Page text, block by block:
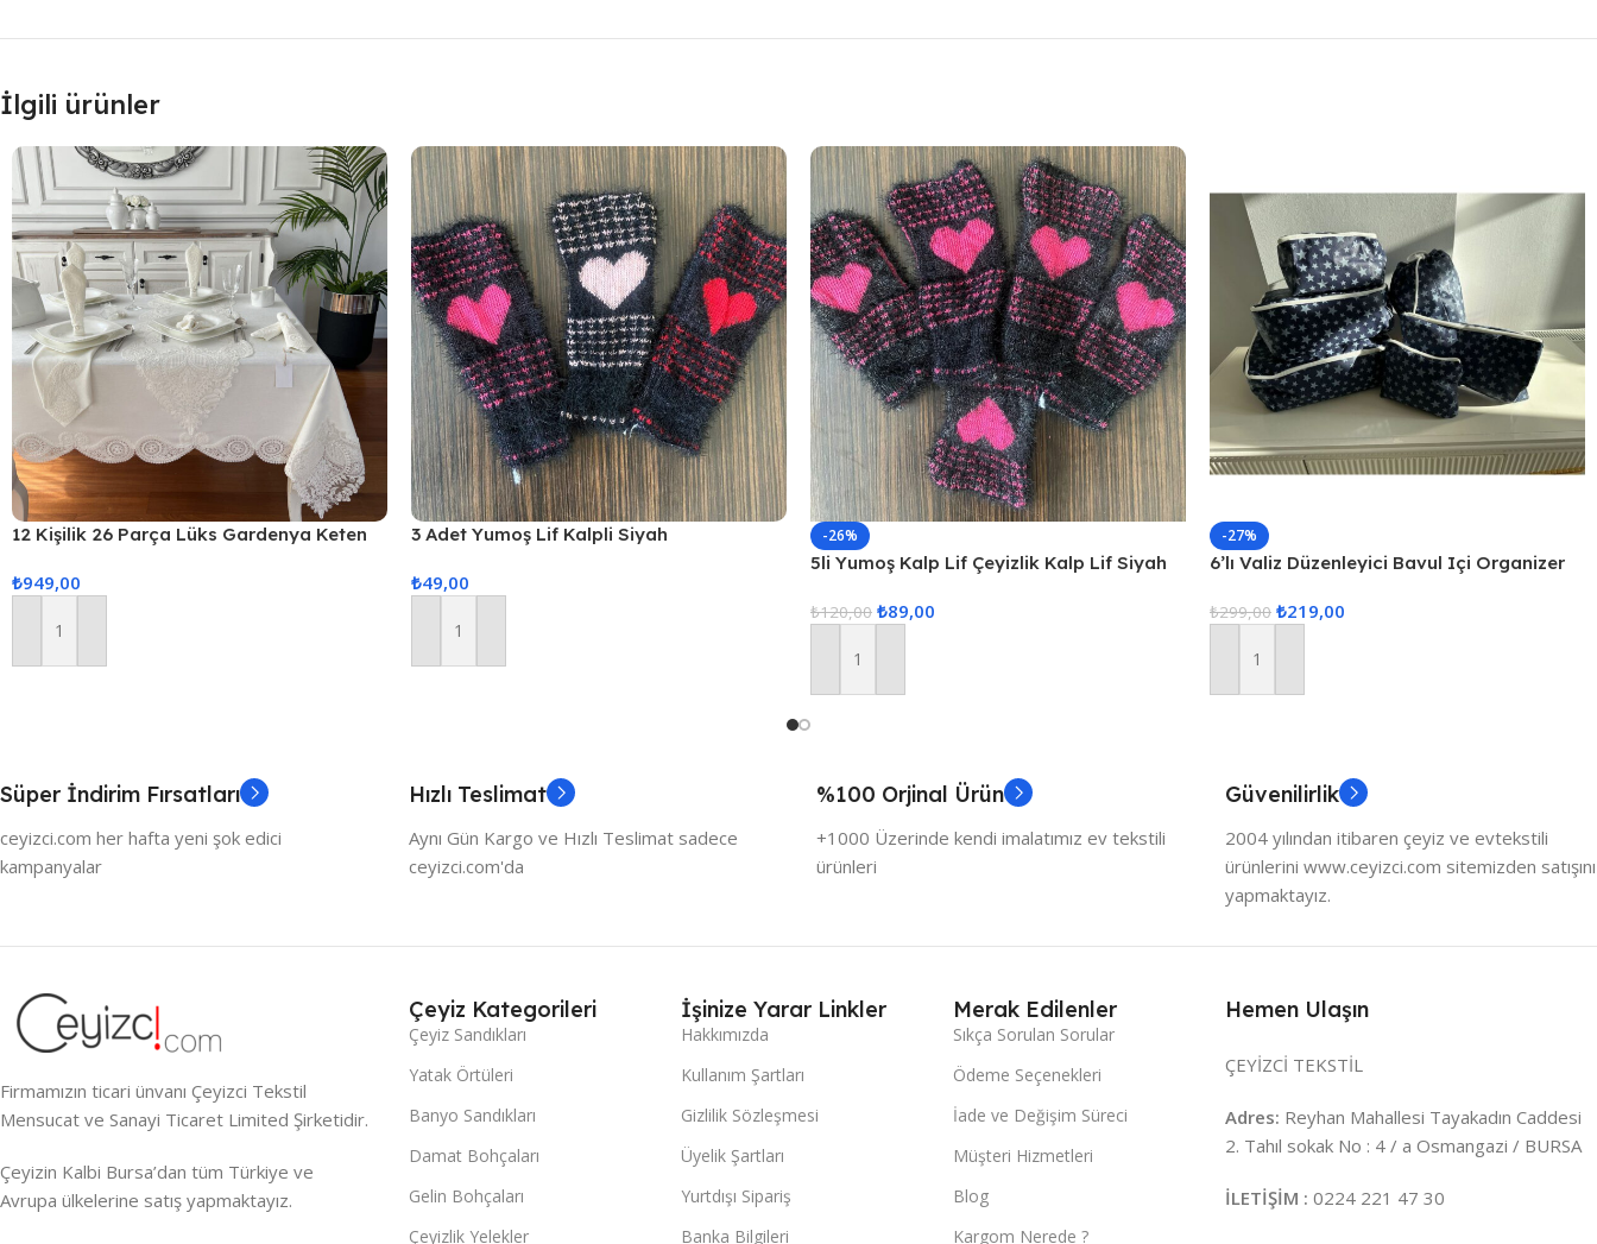
İlgili ürünler
12 Kişilik 26 Parça Lüks Gardenya Keten
₺949,00
Sepete Ekle
3 Adet Yumoş Lif Kalpli Siyah
₺49,00
Sepete Ekle
-26%
5li Yumoş Kalp Lif Çeyizlik Kalp Lif Siyah
₺120,00 ₺89,00
Sepete Ekle
-27%
6’lı Valiz Düzenleyici Bavul Içi Organizer
₺299,00 ₺219,00
Sepete Ekle
Süper İndirim Fırsatları
ceyizci.com her hafta yeni şok edici
kampanyalar
Hızlı Teslimat
Aynı Gün Kargo ve Hızlı Teslimat sadece
ceyizci.com'da
%100 Orjinal Ürün
+1000 Üzerinde kendi imalatımız ev tekstili
ürünleri
Güvenilirlik
2004 yılından itibaren çeyiz ve evtekstili
ürünlerini www.ceyizci.com sitemizden satışını
yapmaktayız.
Firmamızın ticari ünvanı Çeyizci Tekstil
Mensucat ve Sanayi Ticaret Limited Şirketidir.
Çeyizin Kalbi Bursa’dan tüm Türkiye ve
Avrupa ülkelerine satış yapmaktayız.
Çeyiz Kategorileri
Çeyiz Sandıkları
Yatak Örtüleri
Banyo Sandıkları
Damat Bohçaları
Gelin Bohçaları
Çeyizlik Yelekler
İşinize Yarar Linkler
Hakkımızda
Kullanım Şartları
Gizlilik Sözleşmesi
Üyelik Şartları
Yurtdışı Sipariş
Banka Bilgileri
Merak Edilenler
Sıkça Sorulan Sorular
Ödeme Seçenekleri
İade ve Değişim Süreci
Müşteri Hizmetleri
Blog
Kargom Nerede ?
Hemen Ulaşın
ÇEYİZCİ TEKSTİL
Adres: Reyhan Mahallesi Tayakadın Caddesi
2. Tahıl sokak No : 4 / a Osmangazi / BURSA
İLETİŞİM : 0224 221 47 30